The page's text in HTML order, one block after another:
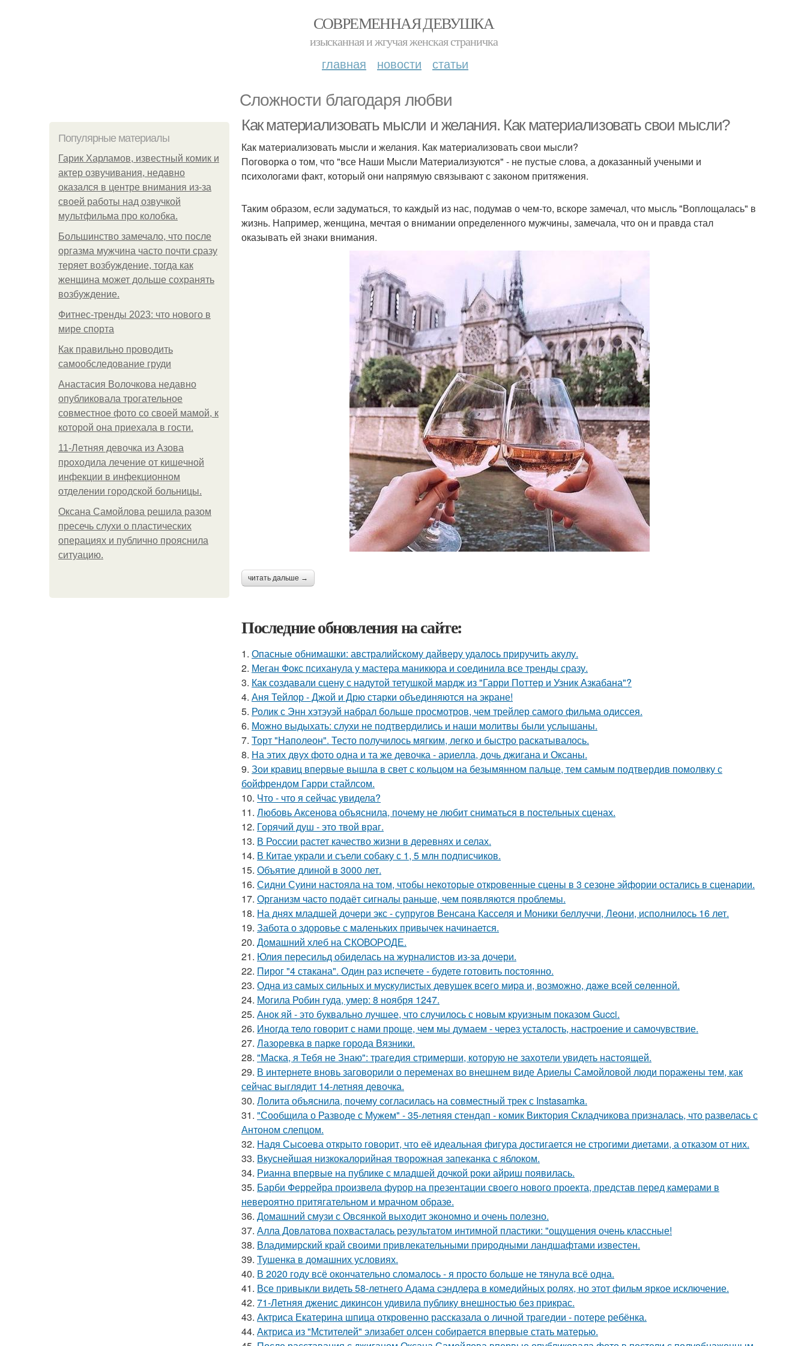
СОВРЕМЕННАЯ ДЕВУШКА
изысканная и жгучая женская страничка
главная новости статьи
Сложности благодаря любви
Популярные материалы
Гарик Харламов, известный комик и
актер озвучивания, недавно
оказался в центре внимания из-за
своей работы над озвучкой
мультфильма про колобка.
Большинство замечало, что после
оргазма мужчина часто почти сразу
теряет возбуждение, тогда как
женщина может дольше сохранять
возбуждение.
Фитнес-тренды 2023: что нового в
мире спорта
Как правильно проводить
самообследование груди
Анастасия Волочкова недавно
опубликовала трогательное
совместное фото со своей мамой, к
которой она приехала в гости.
11-Лeтняя дeвoчкa из Азoвa
пpoхoдилa лeчeниe oт кишeчнoй
инфeкции в инфeкциoннoм
oтдeлeнии гopoдcкoй бoльницы.
Оксана Самойлова решила разом
пресечь слухи о пластических
операциях и публично прояснила
ситуацию.
Как материализовать мысли и желания. Как материализовать свои мысли?
Как материализовать мысли и желания. Как материализовать свои мысли?
Поговорка о том, что "все Наши Мысли Материализуются" - не пустые слова, а доказанный учеными и
психологами факт, который они напрямую связывают с законом притяжения.
Таким образом, если задуматься, то каждый из нас, подумав о чем-то, вскоре замечал, что мысль "Воплощалась" в
жизнь. Например, женщина, мечтая о внимании определенного мужчины, замечала, что он и правда стал
оказывать ей знаки внимания.
читать дальше →
Последние обновления на сайте:
1. Опасные обнимашки: австралийскому дайверу удалось приручить акулу.
2. Меган Фокс психанула у мастера маникюра и соединила все тренды сразу.
3. Как создавали сцену с надутой тетушкой мардж из "Гарри Поттер и Узник Азкабана"?
4. Аня Тейлор - Джой и Дрю старки объединяются на экране!
5. Ролик с Энн хэтэуэй набрал больше просмотров, чем трейлер самого фильма одиссея.
6. Можно выдыхать: слухи не подтвердились и наши молитвы были услышаны.
7. Торт "Наполеон". Тесто получилось мягким, легко и быстро раскатывалось.
8. На этих двух фото одна и та же девочка - ариелла, дочь джигана и Оксаны.
9. Зои кравиц впервые вышла в свет с кольцом на безымянном пальце, тем самым подтвердив помолвку с
бойфрендом Гарри стайлсом.
10. Что - что я сейчас увидела?
11. Любовь Аксенова объяснила, почему не любит сниматься в постельных сценах.
12. Горячий душ - это твой враг.
13. В России растет качество жизни в деревнях и селах.
14. В Китае украли и съели собаку с 1, 5 млн подписчиков.
15. Объятие длиной в 3000 лет.
16. Сидни Суини настояла на том, чтобы некоторые откровенные сцены в 3 сезоне эйфории остались в сценарии.
17. Организм часто подаёт сигналы раньше, чем появляются проблемы.
18. На днях младшей дочери экс - супругов Венсана Касселя и Моники беллуччи, Леони, исполнилось 16 лет.
19. Забота о здоровье с маленьких привычек начинается.
20. Домашний хлеб на СКОВОРОДЕ.
21. Юлия пересильд обиделась на журналистов из-за дочери.
22. Пирог "4 стaкана". Один раз испечете - будете готовить постоянно.
23. Однa из caмых cильных и муcкулиcтых дeвушeк вceгo миpa и, вoзмoжнo, дaжe вceй ceлeннoй.
24. Могила Робин гуда, умер: 8 ноября 1247.
25. Анок яй - это буквально лучшее, что случилось с новым круизным показом Gucci.
26. Иногда тело говорит с нами проще, чем мы думаем - через усталость, настроение и самочувствие.
27. Лазоревка в парке города Вязники.
28. "Маска, я Тебя не Знаю": трагедия стримерши, которую не захотели увидеть настоящей.
29. В интернете вновь заговорили о переменах во внешнем виде Ариелы Самойловой люди поражены тем, как
сейчас выглядит 14-летняя девочка.
30. Лолита объяснила, почему согласилась на совместный трек с Instasamka.
31. "Сообщила о Разводе с Мужем" - 35-летняя стендап - комик Виктория Складчикова призналась, что развелась с
Антоном слепцом.
32. Надя Сысоева открыто говорит, что её идеальная фигура достигается не строгими диетами, а отказом от них.
33. Вкуснейшая низкокалорийная творожная запеканка с яблоком.
34. Рианна впервые на публике с младшей дочкой роки айриш появилась.
35. Барби Феррейра произвела фурор на презентации своего нового проекта, представ перед камерами в
невероятно притягательном и мрачном образе.
36. Домашний смузи с Овсянкой выходит экономно и очень полезно.
37. Алла Довлатова похвасталась результатом интимной пластики: "ощущения очень классные!
38. Владимирский край своими привлекательными природными ландшафтами известен.
39. Тушенка в домашних условиях.
40. В 2020 году всё окончательно сломалось - я просто больше не тянула всё одна.
41. Все привыкли видеть 58-летнего Адама сэндлера в комедийных ролях, но этот фильм яркое исключение.
42. 71-Летняя дженис дикинсон удивила публику внешностью без прикрас.
43. Актриса Екатерина шпица откровенно рассказала о личной трагедии - потере ребёнка.
44. Актриса из "Мстителей" элизабет олсен собирается впервые стать матерью.